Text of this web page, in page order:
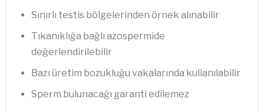
Sınırlı testis bölgelerinden örnek alınabilir
Tıkanıklığa bağlı azospermide
değerlendirilebilir
Bazı üretim bozukluğu vakalarında kullanılabilir
Sperm bulunacağı garanti edilemez